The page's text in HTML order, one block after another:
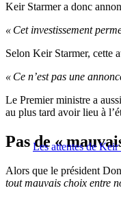
Keir Starmer a donc
« Cet investissement
Selon Keir Starmer, cette
« Ce n’est pas une
Le Premier ministre a
au plus tard avoir lieu à
Les attentes de
Pas de «
Alors que le président
tout mauvais choix entre